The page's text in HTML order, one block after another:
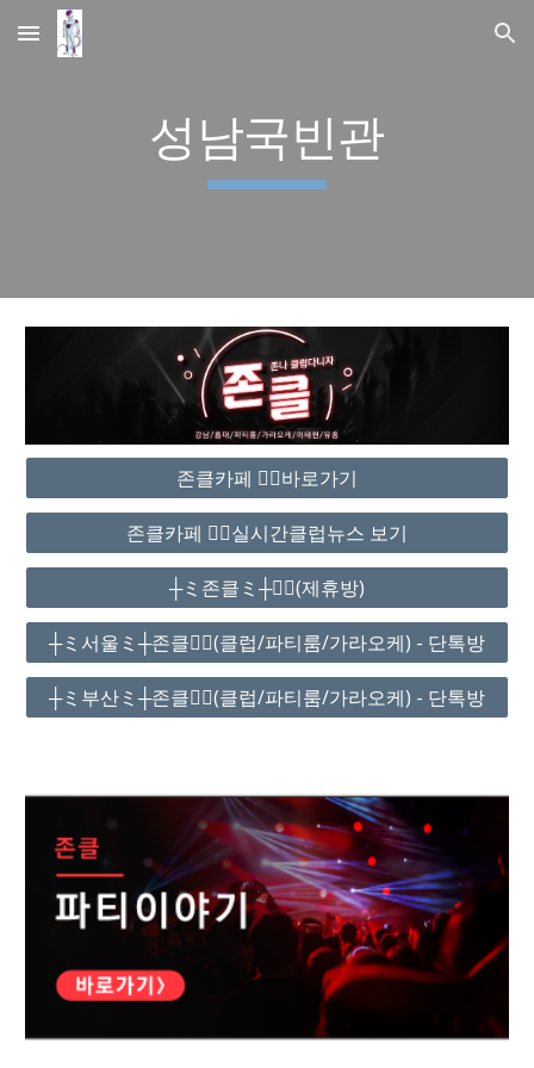
Skip to main content Skip to navigation
성남국빈관
존클카페 ❤️‍🔥바로가기
존클카페 ❤️‍🔥실시간클럽뉴스 보기
┼ミ존클ミ┼❤️‍🔥(제휴방)
┼ミ서울ミ┼존클❤️‍🔥(클럽/파티룸/가라오케) - 단톡방
┼ミ부산ミ┼존클❤️‍🔥(클럽/파티룸/가라오케) - 단톡방